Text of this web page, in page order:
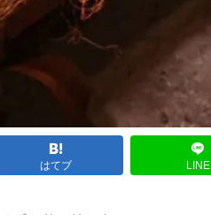
はてブ LINE